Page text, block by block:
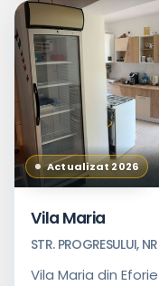
Actualizat 2026
Vila Maria
STR. PROGRESULUI,
Vila Maria din